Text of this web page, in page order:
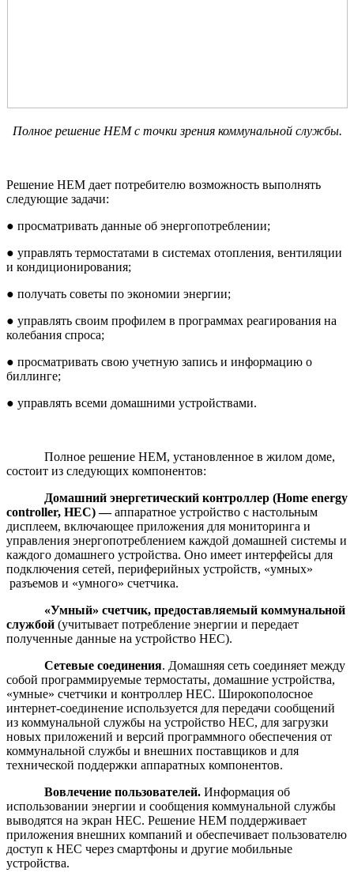
Полное решение HEM с точки зрения коммунальной службы.
Решение HEM дает потребителю возможность выполнять
следующие задачи:
● просматривать данные об энергопотреблении;
● управлять термостатами в системах отопления, вентиляции
и кондиционирования;
● получать советы по экономии энергии;
● управлять своим профилем в программах реагирования на
колебания спроса;
● просматривать свою учетную запись и информацию о
биллинге;
● управлять всеми домашними устройствами.
Полное решение HEM, установленное в жилом доме,
состоит из следующих компонентов:
Домашний энергетический контроллер (Home energy
controller, HEC) —аппаратное устройство с настольным
дисплеем, включающее приложения для мониторинга и
управления энергопотреблением каждой домашней системы и
каждого домашнего устройства. Оно имеет интерфейсы для
подключения сетей, периферийных устройств, «умных»
разъемов и «умного» счетчика.
«Умный» счетчик, предоставляемый коммунальной
службой (учитывает потребление энергии и передает
полученные данные на устройство HEC).
Сетевые соединения. Домашняя сеть соединяет между
собой программируемые термостаты, домашние устройства,
«умные» счетчики и контроллер HEC. Широкополосное
интернет-соединение используется для передачи сообщений
из коммунальной службы на устройство HEC, для загрузки
новых приложений и версий программного обеспечения от
коммунальной службы и внешних поставщиков и для
технической поддержки аппаратных компонентов.
Вовлечение пользователей. Информация об
использовании энергии и сообщения коммунальной службы
выводятся на экран HEC. Решение HEM поддерживает
приложения внешних компаний и обеспечивает пользователю
доступ к HEC через смартфоны и другие мобильные
устройства.